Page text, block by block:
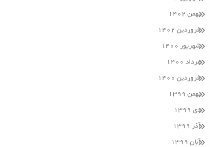
بهمن ۱۴۰۲
فروردین ۱۴۰۲
شهریور ۱۴۰۰
مرداد ۱۴۰۰
فروردین ۱۴۰۰
بهمن ۱۳۹۹
دی ۱۳۹۹
آذر ۱۳۹۹
آبان ۱۳۹۹